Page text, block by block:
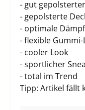
- gut
- gepolsterte
- optimale
- flexible
- cooler Look
- sportlicher
- total im Trend
Tipp: Artikel fällt